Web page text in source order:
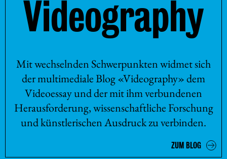
Videography
Mit wechselnden Schwerpunkten widmet sich
der multimediale Blog «Videography» dem
Videoessay und der mit ihm verbundenen
Herausforderung, wissenschaftliche Forschung
und künstlerischen Ausdruck zu verbinden.
ZUM BLOG